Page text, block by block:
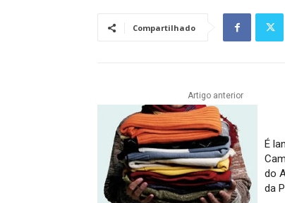
Compartilhado
Artigo anterior
É
do
da